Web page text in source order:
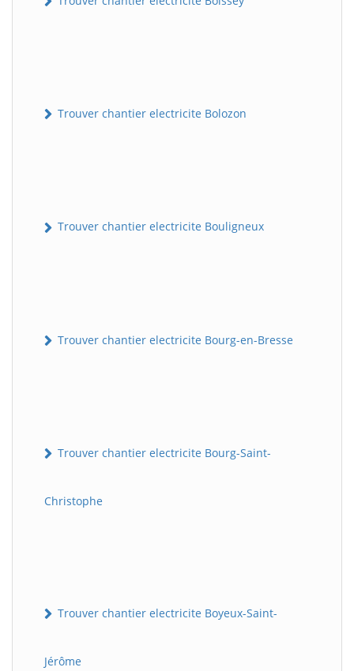
Trouver chantier electricite Bolozon
Trouver chantier electricite Bouligneux
Trouver chantier electricite Bourg-en-Bresse
Trouver chantier electricite Bourg-Saint-
Christophe
Trouver chantier electricite Boyeux-Saint-
Jérôme